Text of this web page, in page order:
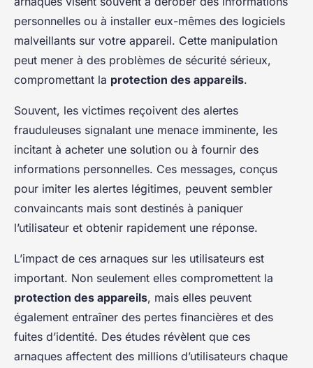
personnelles ou à installer eux-mêmes des logiciels
malveillants sur votre appareil. Cette manipulation
peut mener à des problèmes de sécurité sérieux,
compromettant la protection des appareils.
Souvent, les victimes reçoivent des alertes
frauduleuses signalant une menace imminente, les
incitant à acheter une solution ou à fournir des
informations personnelles. Ces messages, conçus
pour imiter les alertes légitimes, peuvent sembler
convaincants mais sont destinés à paniquer
l’utilisateur et obtenir rapidement une réponse.
L’impact de ces arnaques sur les utilisateurs est
important. Non seulement elles compromettent la
protection des appareils, mais elles peuvent
également entraîner des pertes financières et des
fuites d’identité. Des études révèlent que ces
arnaques affectent des millions d’utilisateurs chaque